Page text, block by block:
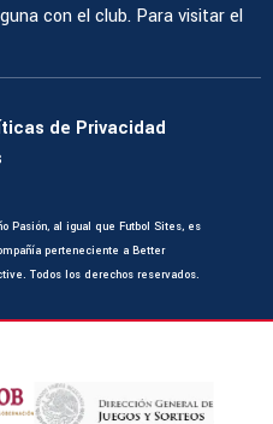
con el club. Para visitar el
de Privacidad
Pasión, al igual que Futbol Sites, es
perteneciente a Better
Todos los derechos reservados.